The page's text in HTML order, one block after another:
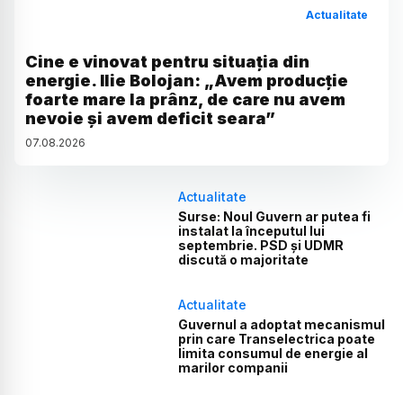
Actualitate
Cine e vinovat pentru situația din
energie. Ilie Bolojan: „Avem producție
foarte mare la prânz, de care nu avem
nevoie și avem deficit seara”
07.08.2026
Actualitate
Surse: Noul Guvern ar putea fi
instalat la începutul lui
septembrie. PSD și UDMR
discută o majoritate
Actualitate
Guvernul a adoptat mecanismul
prin care Transelectrica poate
limita consumul de energie al
marilor companii